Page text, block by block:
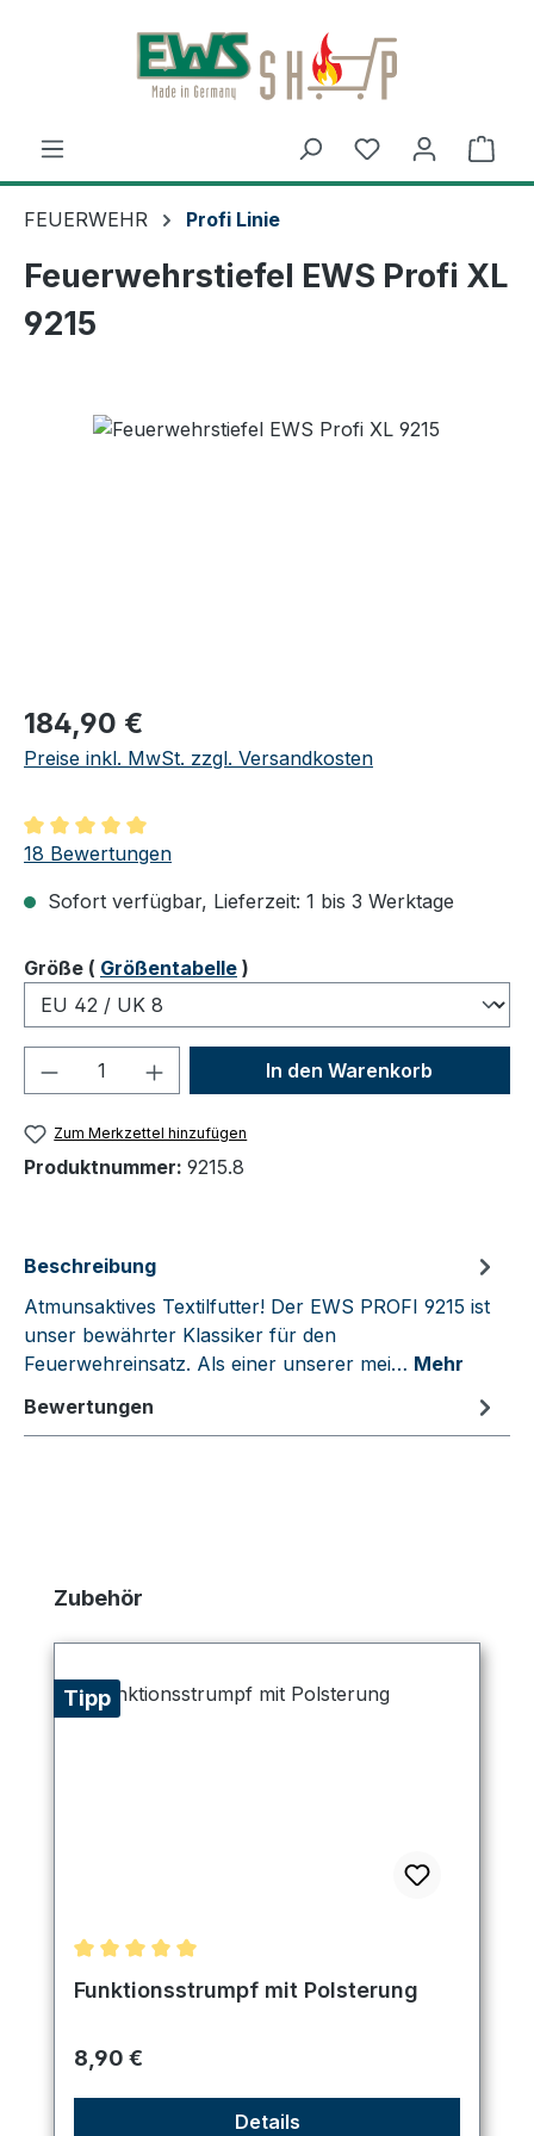
Zum Hauptinhalt springen
FEUERWEHR Profi Linie
Feuerwehrstiefel EWS Profi XL
9215
Regulärer Preis:
184,90 €
Preise inkl. MwSt. zzgl. Versandkosten
Durchschnittliche Bewertung von 5 von 5 Sternen
18 Bewertungen
Sofort verfügbar, Lieferzeit: 1 bis 3 Werktage
Größeauswählen
( Größentabelle )
Produkt Anzahl: Gib denIn den Warenkorb
Zum Merkzettel hinzufügen
Produktnummer: 9215.8
Beschreibung
Atmunsaktives Textilfutter! Der EWS PROFI 9215 ist
unser bewährter Klassiker für den
Feuerwehreinsatz. Als einer unserer mei… Mehr
Bewertungen
Produktgalerie überspringen
Zubehör
Tipp
Durchschnittliche Bewertung von 5 von 5 Sternen
Funktionsstrumpf mit Polsterung
Regulärer Preis:
8,90 €
Details